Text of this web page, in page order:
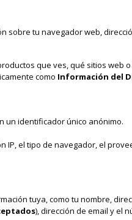
tu navegador web,
que ves, qué sitios web
como Información del
un identificador único anónimo.
IP, el tipo de navegador, el
tuya, como tu nombre,
), dirección de email y el